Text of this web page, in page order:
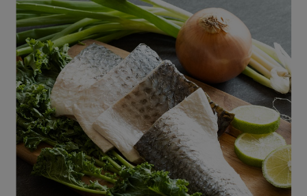
奶蛋豆・五穀
蛋 乳製品
豆製品 米麵雜糧
肉品・水產
畜產肉類 水產
水畜加工品
肉食
海鮮
常備菜
蔬食
蛋料理
料理方式
把最好的台灣味帶回家！
防災用品預購圓滿結束
2026年端午節預購圓滿結束
更多預購活動
當季產品
合作25-經典快閃最後一週
合作25-精選產品第四彈
觀點文章
主婦食堂 一籃菜真心話
社內大小事 合作聯合國
產品故事 生活提案
樂齡生活 親子食育
廚房瑜伽
關注議題
關於合作社
認識合作社
關於我們
合作社組織
員工與求才
產品檢驗
重要公告